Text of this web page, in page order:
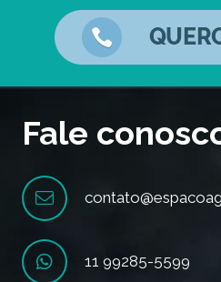
Fale
11 99285-5599